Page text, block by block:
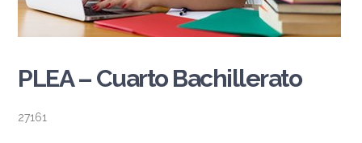
PLEA – Cuarto Bachillerato
27161